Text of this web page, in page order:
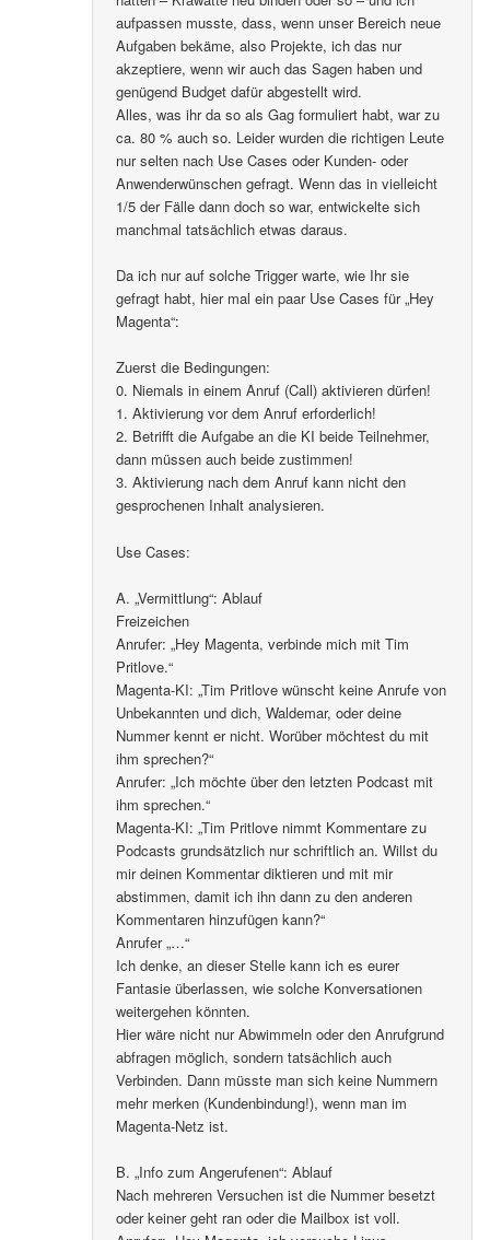
aufpassen musste, dass, wenn unser Bereich neue
Aufgaben bekäme, also Projekte, ich das nur
akzeptiere, wenn wir auch das Sagen haben und
genügend Budget dafür abgestellt wird.
Alles, was ihr da so als Gag formuliert habt, war zu
ca. 80 % auch so. Leider wurden die richtigen Leute
nur selten nach Use Cases oder Kunden- oder
Anwenderwünschen gefragt. Wenn das in vielleicht
1/5 der Fälle dann doch so war, entwickelte sich
manchmal tatsächlich etwas daraus.
Da ich nur auf solche Trigger warte, wie Ihr sie
gefragt habt, hier mal ein paar Use Cases für „Hey
Magenta“:
Zuerst die Bedingungen:
0. Niemals in einem Anruf (Call) aktivieren dürfen!
1. Aktivierung vor dem Anruf erforderlich!
2. Betrifft die Aufgabe an die KI beide Teilnehmer,
dann müssen auch beide zustimmen!
3. Aktivierung nach dem Anruf kann nicht den
gesprochenen Inhalt analysieren.
Use Cases:
A. „Vermittlung“: Ablauf
Freizeichen
Anrufer: „Hey Magenta, verbinde mich mit Tim
Pritlove.“
Magenta-KI: „Tim Pritlove wünscht keine Anrufe von
Unbekannten und dich, Waldemar, oder deine
Nummer kennt er nicht. Worüber möchtest du mit
ihm sprechen?“
Anrufer: „Ich möchte über den letzten Podcast mit
ihm sprechen.“
Magenta-KI: „Tim Pritlove nimmt Kommentare zu
Podcasts grundsätzlich nur schriftlich an. Willst du
mir deinen Kommentar diktieren und mit mir
abstimmen, damit ich ihn dann zu den anderen
Kommentaren hinzufügen kann?“
Anrufer „…“
Ich denke, an dieser Stelle kann ich es eurer
Fantasie überlassen, wie solche Konversationen
weitergehen könnten.
Hier wäre nicht nur Abwimmeln oder den Anrufgrund
abfragen möglich, sondern tatsächlich auch
Verbinden. Dann müsste man sich keine Nummern
mehr merken (Kundenbindung!), wenn man im
Magenta-Netz ist.
B. „Info zum Angerufenen“: Ablauf
Nach mehreren Versuchen ist die Nummer besetzt
oder keiner geht ran oder die Mailbox ist voll.